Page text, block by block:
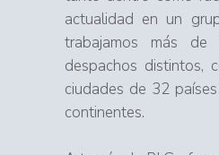
actualidad en un
trabajamos más
despachos distintos,
ciudades de 32
continentes.